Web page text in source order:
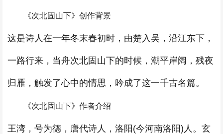
《次北固山下》创作背景
这是诗人在一年冬末春初时，由楚入吴，沿江东下，
一路行来，当舟次北固山下的时候，潮平岸阔，残夜
归雁，触发了心中的情思，吟成了这一千古名篇。
《次北固山下》作者介绍
王湾，号为德，唐代诗人，洛阳(今河南洛阳)人。玄